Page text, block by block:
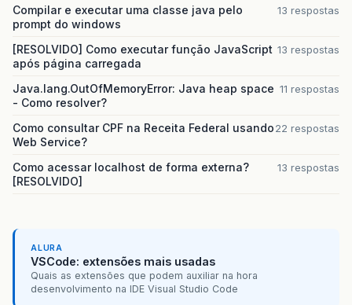
Compilar e executar uma classe java pelo
prompt do windows
13 respostas
[RESOLVIDO] Como executar função JavaScript
após página carregada
13 respostas
Java.lang.OutOfMemoryError: Java heap space
- Como resolver?
11 respostas
Como consultar CPF na Receita Federal usando
Web Service?
22 respostas
Como acessar localhost de forma externa?
[RESOLVIDO]
13 respostas
ALURA
VSCode: extensões mais usadas
Quais as extensões que podem auxiliar na hora
desenvolvimento na IDE Visual Studio Code